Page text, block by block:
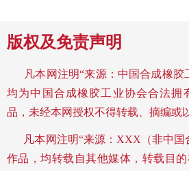
版权及免责声明
凡本网注明“来源：中国合成橡胶
均为中国合成橡胶工业协会合法拥
品，未经本网授权不得转载、摘编或
凡本网注明“来源：XXX（非中国
作品，均转载自其他媒体，转载目